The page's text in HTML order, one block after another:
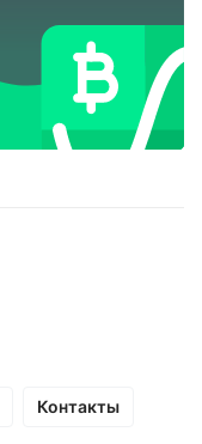
Контакты